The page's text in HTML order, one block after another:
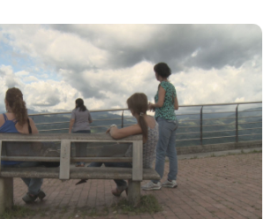
Extranjero Films